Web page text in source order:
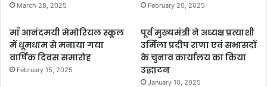
March 28, 2025 February 20, 2025
माँ आनंदमयी मेमोरियल स्कूल
में धूमधाम से मनाया गया
वार्षिक दिवस समारोह
February 15, 2025
पूर्व मुख्यमंत्री ने अध्यक्ष प्रत्याशी
उर्मिला प्रदीप राणा एवं सभासदों
के चुनाव कार्यालय का किया
उद्घाटन
January 10, 2025